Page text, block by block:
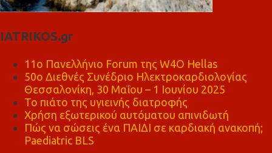
IATRIKOS.gr
11ο Πανελλήνιο Forum της W4O Hellas
50ο Διεθνές Συνέδριο Ηλεκτροκαρδιολογίας
Θεσσαλονίκη, 30 Μαΐου – 1 Ιουνίου 2025
Το πιάτο της υγιεινής διατροφής
Χρήση εξωτερικού αυτόματου απινιδωτή
Πώς να σώσεις ένα ΠΑΙΔΙ σε καρδιακή ανακοπή;
Paediatric BLS